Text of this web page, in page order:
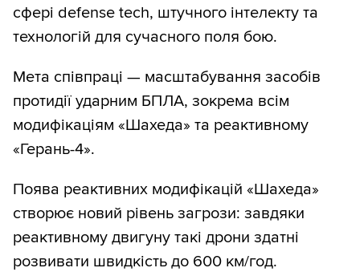
сфері defense tech, штучного інтелекту та
технологій для сучасного поля бою.
Мета співпраці — масштабування засобів
протидії ударним БПЛА, зокрема всім
модифікаціям «Шахеда» та реактивному
«Герань-4».
Поява реактивних модифікацій «Шахеда»
створює новий рівень загрози: завдяки
реактивному двигуну такі дрони здатні
розвивати швидкість до 600 км/год.